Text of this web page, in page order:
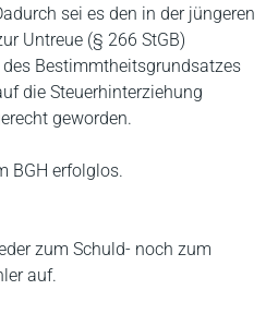
sei es den in der jüngeren
Untreue (§ 266 StGB)
Bestimmtheitsgrundsatzes
die Steuerhinterziehung
geworden.
BGH erfolglos.
zum Schuld- noch zum
auf.